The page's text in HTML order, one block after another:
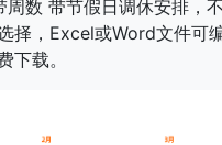
数 带节假日调休安排，不
择，Excel或Word文件可
下载。